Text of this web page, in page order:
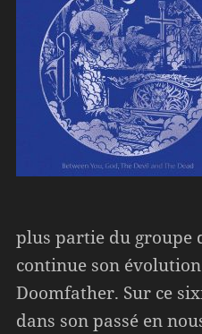
plus partie du groupe
continue son
Doomfather. Sur ce
dans son passé en